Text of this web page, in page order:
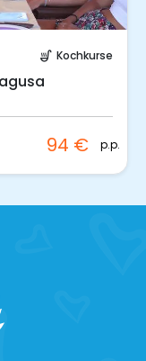
soup_kitchen Kochkurse
94 € p.p.